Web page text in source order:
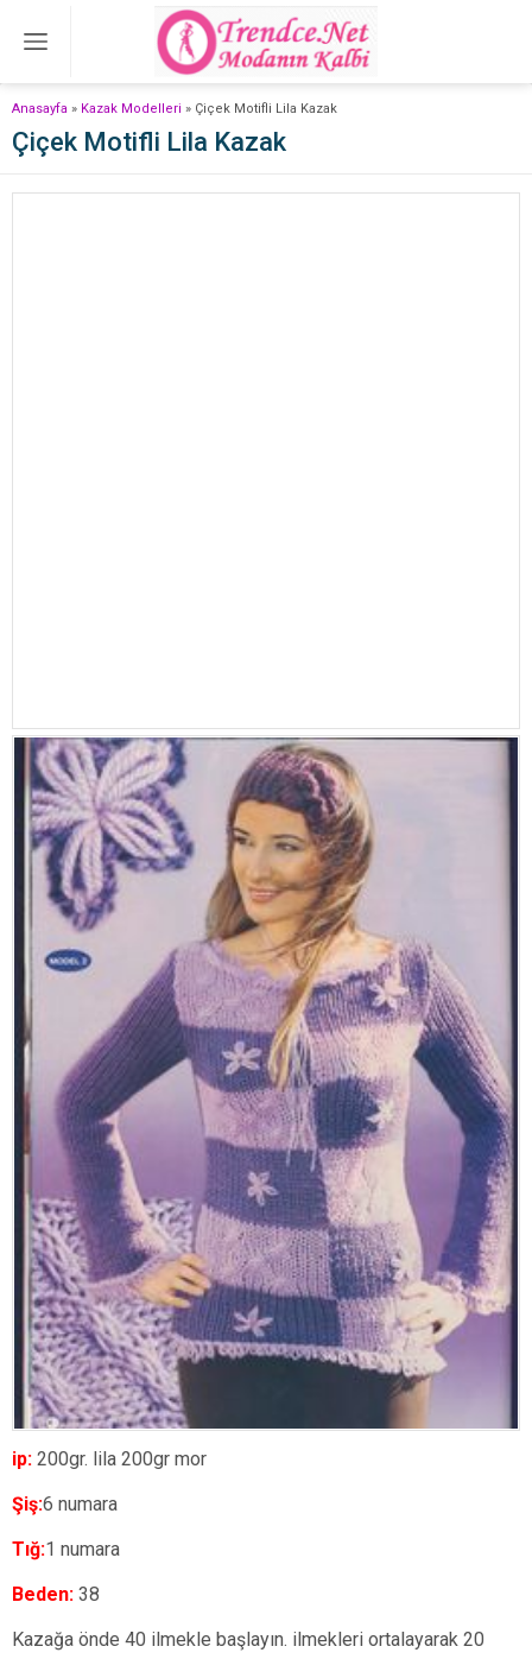
Anasayfa » Kazak Modelleri » Çiçek Motifli Lila Kazak
Çiçek Motifli Lila Kazak
ip: 200gr. lila 200gr mor
Şiş:6 numara
Tığ:1 numara
Beden: 38
Kazağa önde 40 ilmekle başlayın. ilmekleri ortalayarak 20